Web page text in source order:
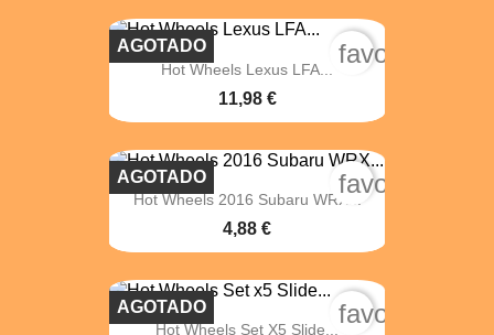
Hot Wheels Lexus LFA...
11,98 €
AGOTADO
Hot Wheels 2016 Subaru WRX...
4,88 €
AGOTADO
Hot Wheels Set X5 Slide...
AGOTADO